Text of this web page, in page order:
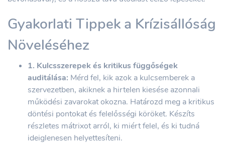
Gyakorlati Tippek a Krízisállóság
Növeléséhez
1. Kulcsszerepek és kritikus függőségek
auditálása: Mérd fel, kik azok a kulcsemberek a
szervezetben, akiknek a hirtelen kiesése azonnali
működési zavarokat okozna. Határozd meg a kritikus
döntési pontokat és felelősségi köröket. Készíts
részletes mátrixot arról, ki miért felel, és ki tudná
ideiglenesen helyettesíteni.